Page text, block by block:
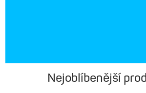
Nejoblíbenější